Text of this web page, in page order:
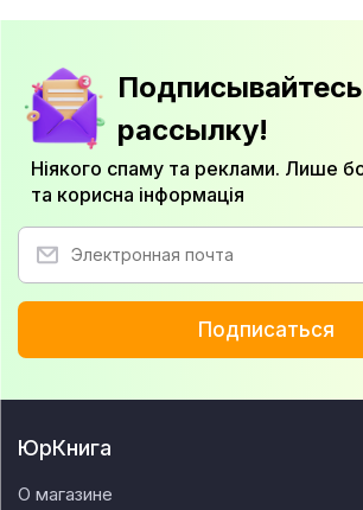
рассылку!
Ніякого спаму та реклами. Лише
та корисна інформація
Подписаться
ЮрКнига
О магазине